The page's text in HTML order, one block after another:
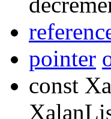
pointer
const